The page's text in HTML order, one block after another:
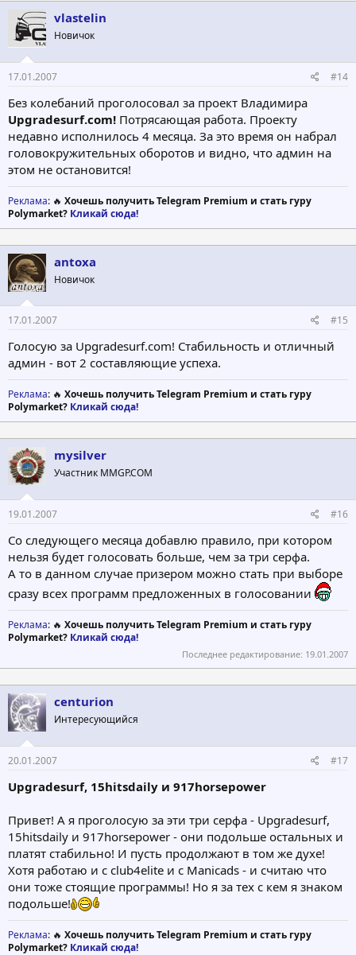
vlastelin
Новичок
17.01.2007 #14
Без колебаний проголосовал за проект Владимира
Upgradesurf.com! Потрясающая работа. Проекту
недавно исполнилось 4 месяца. За это время он набрал
головокружительных оборотов и видно, что админ на
этом не остановится!
Реклама: 🔥 Хочешь получить Telegram Premium и стать гуру
Polymarket? Кликай сюда!
antoxa
Новичок
17.01.2007 #15
Голосую за Upgradesurf.com! Стабильность и отличный
админ - вот 2 составляющие успеха.
Реклама: 🔥 Хочешь получить Telegram Premium и стать гуру
Polymarket? Кликай сюда!
mysilver
Участник MMGP.COM
19.01.2007 #16
Со следующего месяца добавлю правило, при котором
нельзя будет голосовать больше, чем за три серфа.
А то в данном случае призером можно стать при выборе
сразу всех программ предложенных в голосовании
Реклама: 🔥 Хочешь получить Telegram Premium и стать гуру
Polymarket? Кликай сюда!
Последнее редактирование: 19.01.2007
centurion
Интересующийся
20.01.2007 #17
Upgradesurf, 15hitsdaily и 917horsepower
Привет! А я проголосую за эти три серфа - Upgradesurf,
15hitsdaily и 917horsepower - они подольше остальных и
платят стабильно! И пусть продолжают в том же духе!
Хотя работаю и с club4elite и с Manicads - и считаю что
они тоже стоящие программы! Но я за тех с кем я знаком
подольше!
Реклама: 🔥 Хочешь получить Telegram Premium и стать гуру
Polymarket? Кликай сюда!